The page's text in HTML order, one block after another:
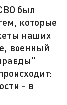
был
которые
наших
военный
- в